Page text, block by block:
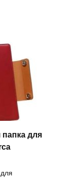
для